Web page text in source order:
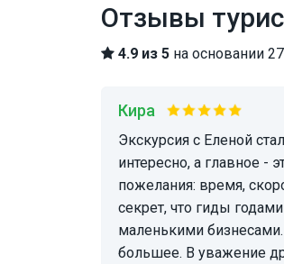
Отзывы
4.9 из 5 на основании
Кира
Экскурсия с Еленой стала главным событием нашего недолгого отдыха. И познавательно, и
интересно, а главное -
пожелания: время,
секрет, что гиды
маленькими
большее. В уважение